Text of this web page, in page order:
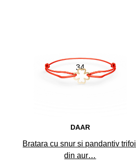
34
DAAR
Bratara cu snur si pandantiv trifoi
din aur…